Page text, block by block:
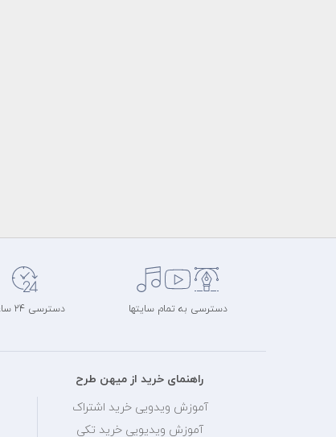
دسترسی به تمام سایتها دسترسی 24 ساعته
راهنمای خرید از میهن طرح
آموزش ویدویی خرید اشتراک
آموزش ویدیویی خرید تکی